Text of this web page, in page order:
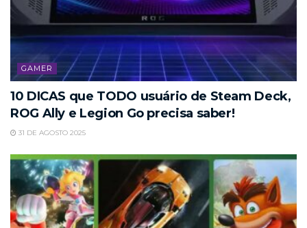
GAMER
10 DICAS que TODO usuário de Steam Deck,
ROG Ally e Legion Go precisa saber!
31 DE AGOSTO 2025